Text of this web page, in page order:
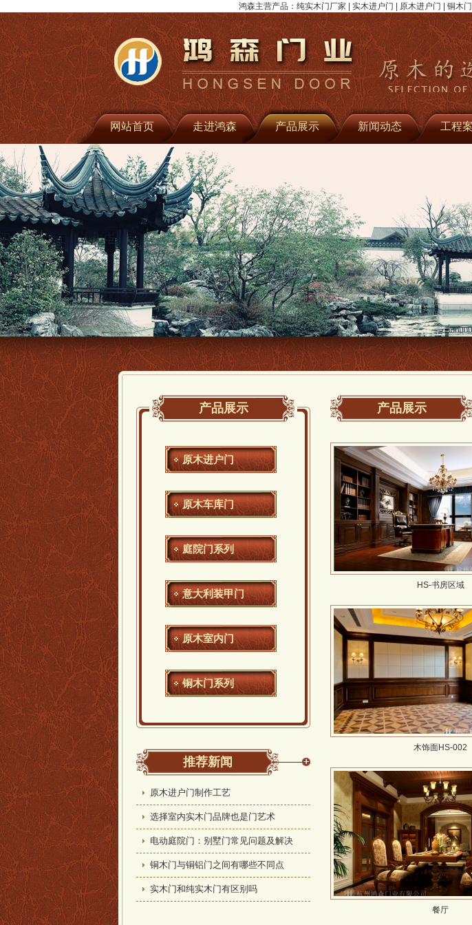
鸿森主营产品：纯实木门厂家 | 实木进户门 | 原木进户门 | 铜木
网站首页 走进鸿森 产品展示 新闻动态 工程
产品展示
原木进户门
原木车库门
庭院门系列
意大利装甲门
原木室内门
铜木门系列
推荐新闻
原木进户门制作工艺
选择室内实木门品牌也是门艺术
电动庭院门：别墅门常见问题及解决
铜木门与铜铝门之间有哪些不同点
实木门和纯实木门有区别吗
产品展示
HS-书房区域
木饰面HS-002
餐厅